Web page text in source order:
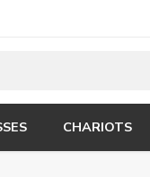
CHARIOTS